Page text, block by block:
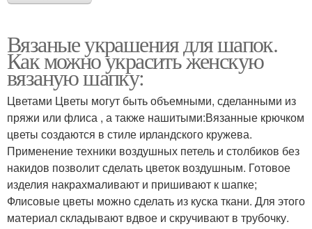
Вязаные украшения для шапок.
Как можно украсить женскую
вязаную шапку:
Цветами Цветы могут быть объемными, сделанными из
пряжи или флиса , а также нашитыми:Вязанные крючком
цветы создаются в стиле ирландского кружева.
Применение техники воздушных петель и столбиков без
накидов позволит сделать цветок воздушным. Готовое
изделия накрахмаливают и пришивают к шапке;
Флисовые цветы можно сделать из куска ткани. Для этого
материал складывают вдвое и скручивают в трубочку.